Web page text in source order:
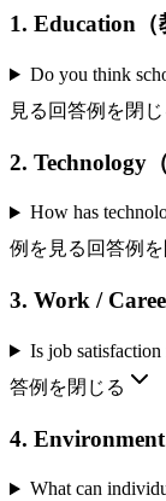
1. Education（
Do you think
見る 回答例を閉じ
2. Technology
How has
例を見る 回答例
3. Work /
Is job
答例を閉じる
4. Environment
What can